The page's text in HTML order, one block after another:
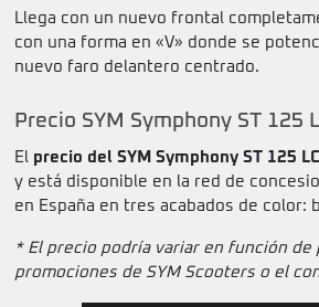
Llega con un nuevo frontal
con una forma en «V» donde se
nuevo faro delantero centrado.
Precio SYM Symphony ST 125
El precio del SYM Symphony ST 125 LC
y está disponible en la red de
en España en tres acabados de color:
* El precio podría variar en función
promociones de SYM Scooters o el